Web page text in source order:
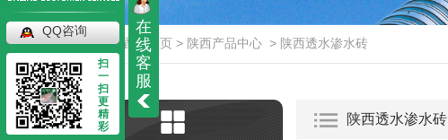
当前位置：首页 > 陕西产品中心 > 陕西透水渗水砖
陕西透水渗水砖
在
线
客
服
QQ咨询
扫
一
扫
更
精
彩